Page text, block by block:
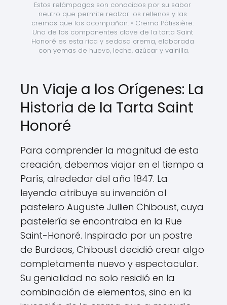
Estos relámpagos son conocidos por su sabor
neutro que permite realzar los rellenos y las
cremas que los acompañan. • Crema Pâtissière:
Uno de los componentes clave de la torta Saint
Honoré es esta rica y sedosa crema, elaborada
con yemas de huevo, leche, azúcar y vainilla.
Un Viaje a los Orígenes: La
Historia de la Tarta Saint
Honoré
Para comprender la magnitud de esta
creación, debemos viajar en el tiempo a
París, alrededor del año 1847. La
leyenda atribuye su invención al
pastelero Auguste Jullien Chiboust, cuya
pastelería se encontraba en la Rue
Saint-Honoré. Inspirado por un postre
de Burdeos, Chiboust decidió crear algo
completamente nuevo y espectacular.
Su genialidad no solo residió en la
combinación de elementos, sino en la